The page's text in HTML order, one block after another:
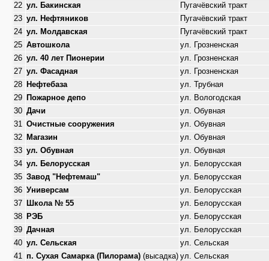
22 ул. Бакинская
Пугачёвский тракт
23 ул. Нефтяников
Пугачёвский тракт
24 ул. Молдавская
Пугачёвский тракт
25 Автошкола
ул. Грозненская
26 ул. 40 лет Пионерии
ул. Грозненская
27 ул. Фасадная
ул. Грозненская
28
Нефтебаза
ул. Трубная
29
Пожарное депо
ул. Вологодская
30 Дачи
ул. Обувная
31
Очистные сооружения
ул. Обувная
32
Магазин
ул. Обувная
33 ул. Обувная
ул. Обувная
34 ул. Белорусская
ул. Белорусская
35 Завод "Нефтемаш"
ул. Белорусская
36 Универсам
ул. Белорусская
37
Школа № 55
ул. Белорусская
38
РЭБ
ул. Белорусская
39 Дачная
ул. Белорусская
40 ул. Сельская
ул. Сельская
41
п. Сухая Самарка (Пилорама) (высадка) ул. Сельская